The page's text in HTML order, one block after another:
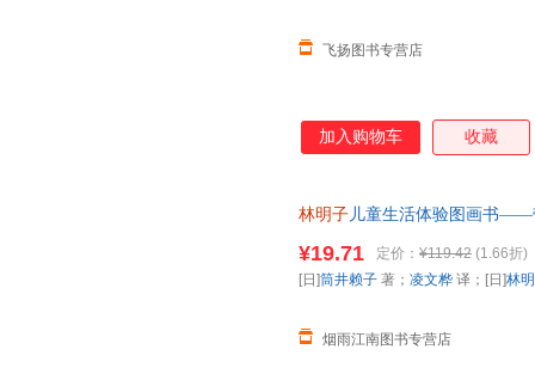
飞扬图书专营店
加入购物车 收藏
林明子儿童生活体验图画书——
为单本而非一套，电子发票！
¥19.71 定价： ¥119.42 (1.66折)
烟雨江南图书专营店
[日]筒井赖子 著； 凌文桦 译；[日]林